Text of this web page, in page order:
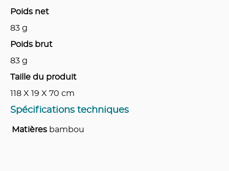
Poids net
83 g
Poids brut
83 g
Taille du produit
118 X 19 X 70 cm
Spécifications techniques
Matières bambou